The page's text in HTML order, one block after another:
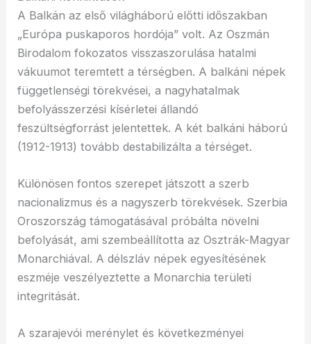
A Balkán az első világháború előtti időszakban
„Európa puskaporos hordója” volt. Az Oszmán
Birodalom fokozatos visszaszorulása hatalmi
vákuumot teremtett a térségben. A balkáni népek
függetlenségi törekvései, a nagyhatalmak
befolyásszerzési kísérletei állandó
feszültségforrást jelentettek. A két balkáni háború
(1912-1913) tovább destabilizálta a térséget.
Különösen fontos szerepet játszott a szerb
nacionalizmus és a nagyszerb törekvések. Szerbia
Oroszország támogatásával próbálta növelni
befolyását, ami szembeállította az Osztrák-Magyar
Monarchiával. A délszláv népek egyesítésének
eszméje veszélyeztette a Monarchia területi
integritását.
A szarajevói merénylet és következményei